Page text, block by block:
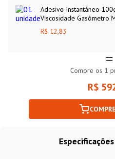
Adesivo Instantâneo
Viscosidade Gasômetro
R$ 12,83
Compre os 1
R$